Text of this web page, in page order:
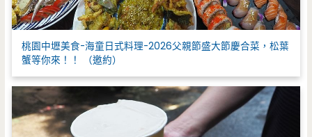
桃園中壢美食-海童日式料理-2026父親節盛大節慶合菜，松葉
蟹等你來！！ （邀約）